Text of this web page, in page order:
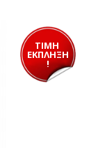
ΤΙΜΗ
ΕΚΠΛΗΞΗ
!